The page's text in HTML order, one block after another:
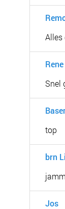
Alles
Rene
Snel
top
brn
Jos